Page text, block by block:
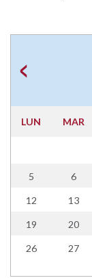
LUN MAR
5 6
12 13
19 20
26 27